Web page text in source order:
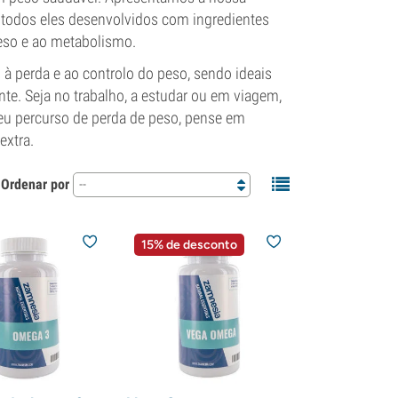
eles desenvolvidos com ingredientes
e ao metabolismo.
perda e ao controlo do peso, sendo ideais
Seja no trabalho, a estudar ou em viagem,
percurso de perda de peso, pense em
Ordenar por --
15% de desconto